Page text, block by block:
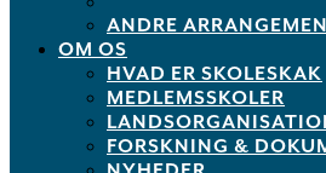
ANDRE
OM OS
HVAD ER SKOLESKAK
MEDLEMSSKOLER
FORSKNING &